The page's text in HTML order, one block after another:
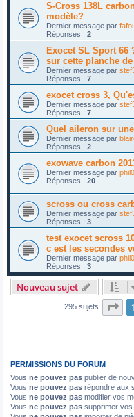
S-Cross 138L
modèle?
Dernier message par
Réponses : 2
Exocet SL Sport
sur cette planche
Dernier message par
Réponses : 7
exocet cross 3,
Dernier message par
Réponses : 7
Quel aileron sur une
Dernier message par
Réponses : 2
exowave carbon
Dernier message par
Réponses : 20
scross ou cross
Dernier message par
Réponses : 3
test exocet scross
c est les secondes
Dernier message par
Réponses : 3
Nouveau sujet
295 sujets 1
PERMISSIONS DU FORUM
Vous ne pouvez pas publier de
Vous ne pouvez pas répondre aux
Vous ne pouvez pas modifier vos
Vous ne pouvez pas supprimer